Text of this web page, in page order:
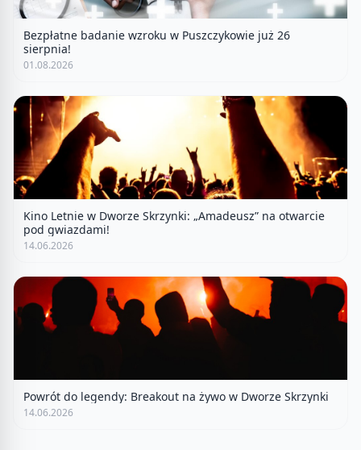
Bezpłatne badanie wzroku w Puszczykowie już 26
sierpnia!
01.08.2026
Kino Letnie w Dworze Skrzynki: „Amadeusz” na otwarcie
pod gwiazdami!
14.06.2026
Powrót do legendy: Breakout na żywo w Dworze Skrzynki
14.06.2026